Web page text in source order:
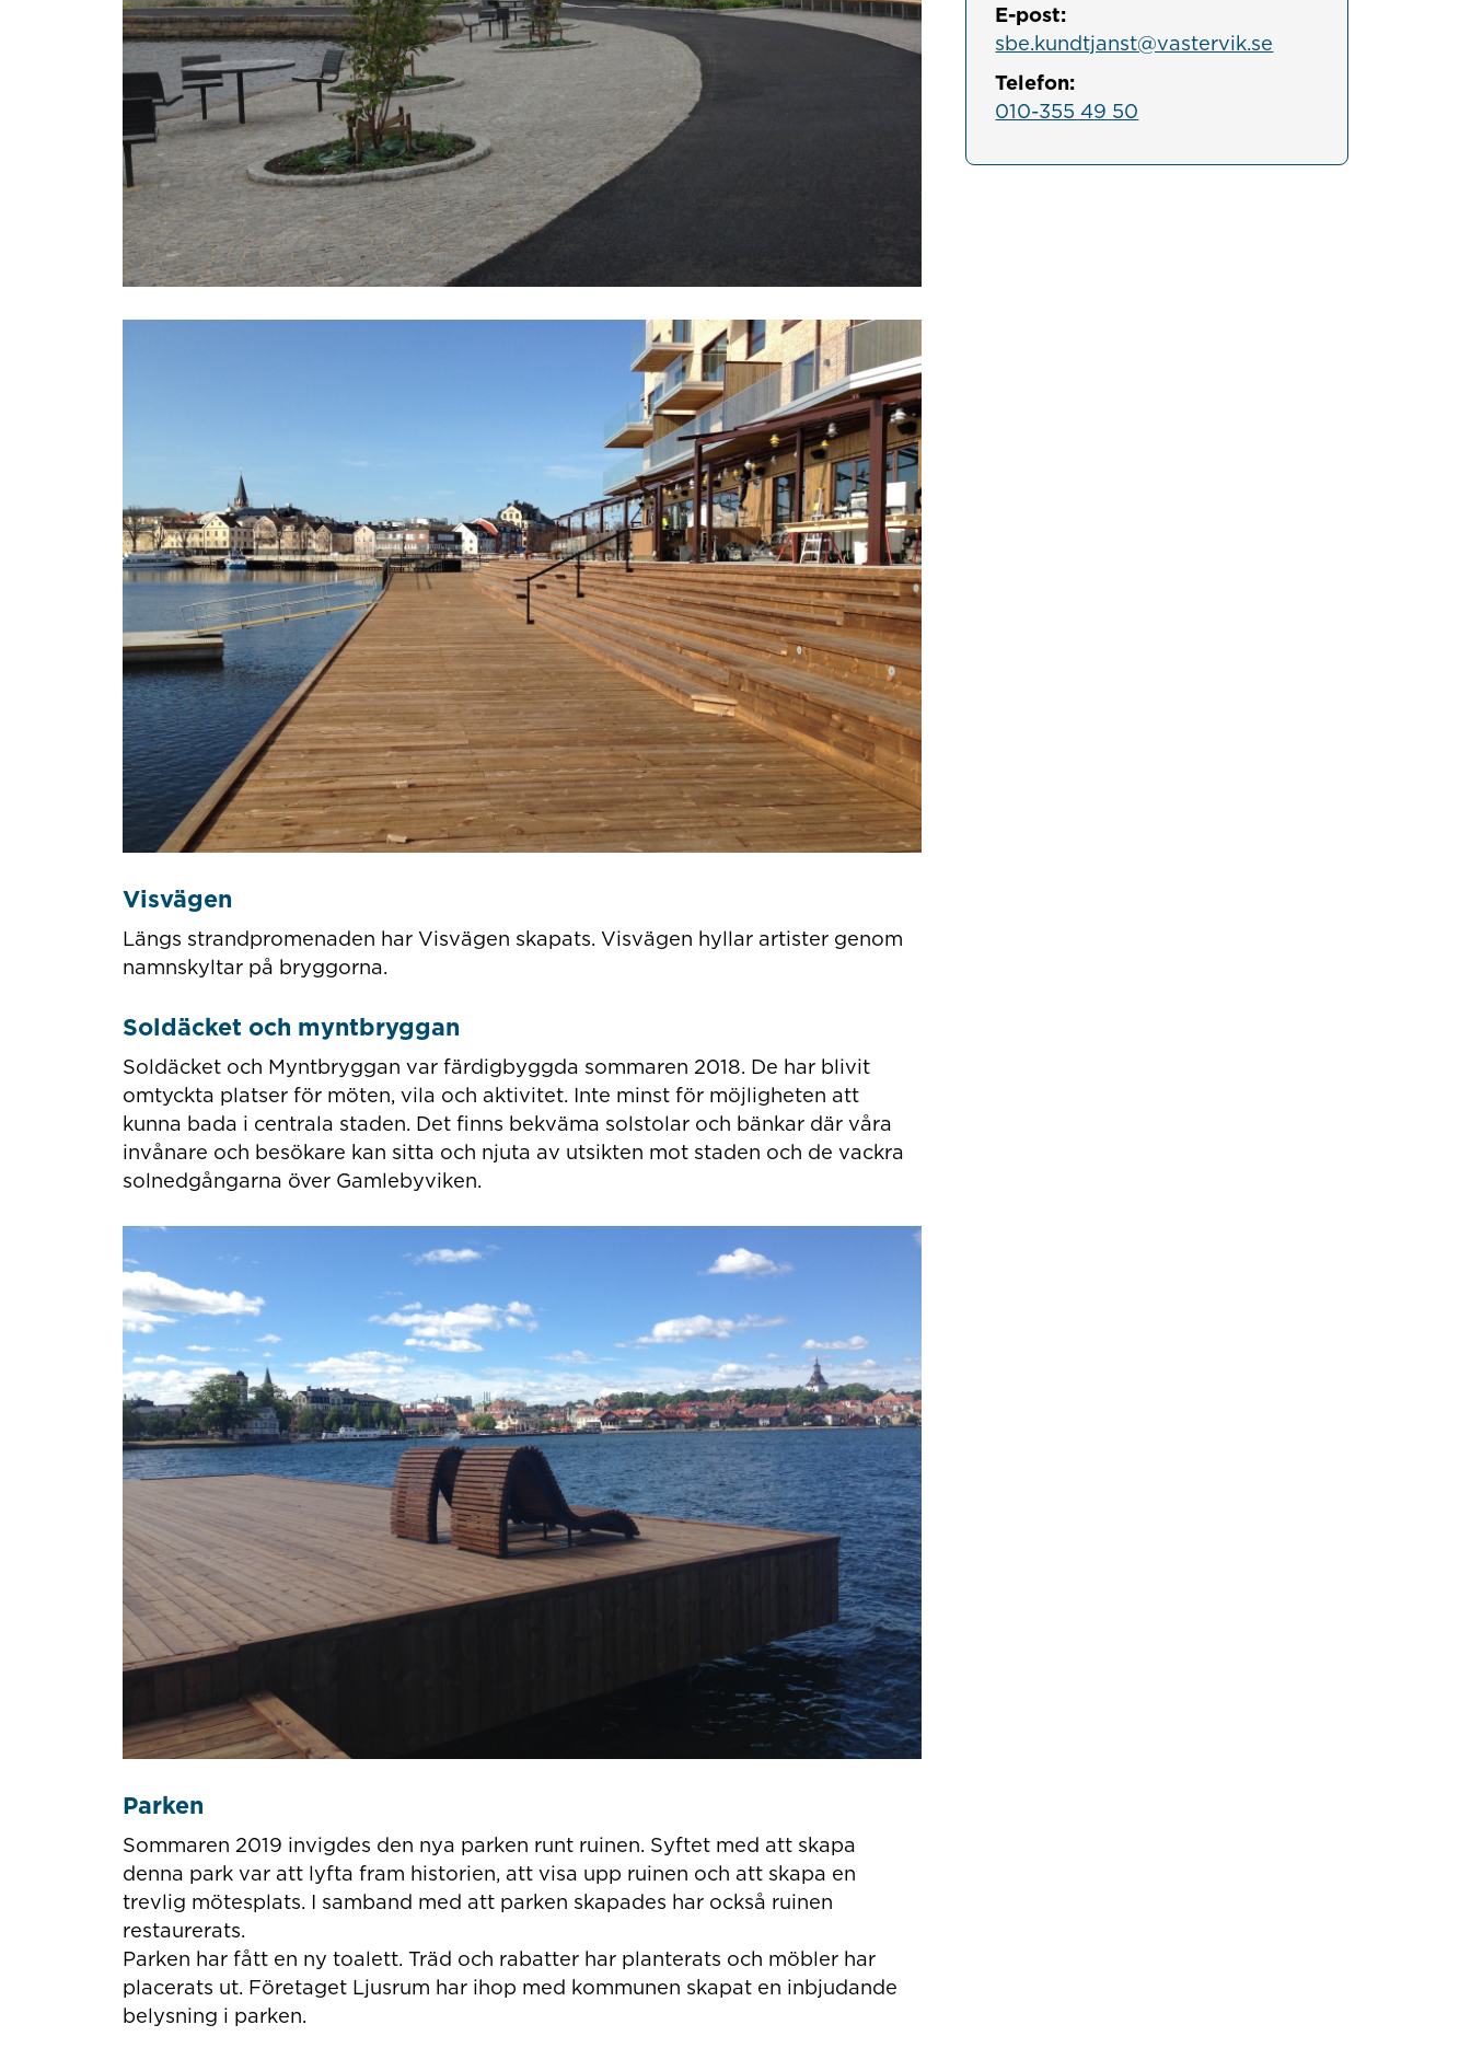
Visvägen
Längs strandpromenaden har Visvägen skapats. Visvägen hyllar artister genom
namnskyltar på bryggorna.
Soldäcket och myntbryggan
Soldäcket och Myntbryggan var färdigbyggda sommaren 2018. De har blivit
omtyckta platser för möten, vila och aktivitet. Inte minst för möjligheten att
kunna bada i centrala staden. Det finns bekväma solstolar och bänkar där våra
invånare och besökare kan sitta och njuta av utsikten mot staden och de vackra
solnedgångarna över Gamlebyviken.
Parken
Sommaren 2019 invigdes den nya parken runt ruinen. Syftet med att skapa
denna park var att lyfta fram historien, att visa upp ruinen och att skapa en
trevlig mötesplats. I samband med att parken skapades har också ruinen
restaurerats.
Parken har fått en ny toalett. Träd och rabatter har planterats och möbler har
placerats ut. Företaget Ljusrum har ihop med kommunen skapat en inbjudande
belysning i parken.
E-post:
sbe.kundtjanst@vastervik.se
Telefon:
010-355 49 50